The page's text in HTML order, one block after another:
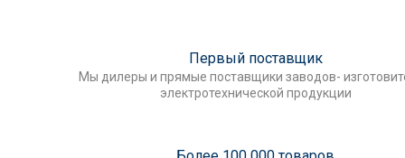
Первый поставщик
Мы дилеры и прямые поставщики заводов-
электротехнической продукции